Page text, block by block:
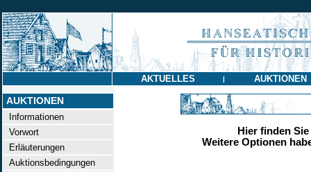
AKTUELLES | AUKTIONEN
AUKTIONEN
Informationen
Vorwort
Erläuterungen
Auktionsbedingungen
Hier finden
Weitere Optionen